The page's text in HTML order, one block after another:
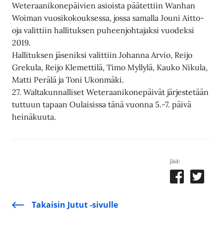
Weteraanikonepäivien asioista päätettiin Wanhan
Woiman vuosikokouksessa, jossa samalla Jouni Aitto-
oja valittiin hallituksen puheenjohtajaksi vuodeksi
2019.
Hallituksen jäseniksi valittiin Johanna Arvio, Reijo
Grekula, Reijo Klemettilä, Timo Myllylä, Kauko Nikula,
Matti Perälä ja Toni Ukonmäki.
27. Waltakunnalliset Weteraanikonepäivät järjestetään
tuttuun tapaan Oulaisissa tänä vuonna 5.-7. päivä
heinäkuuta.
Jaa:
Takaisin Jutut -sivulle